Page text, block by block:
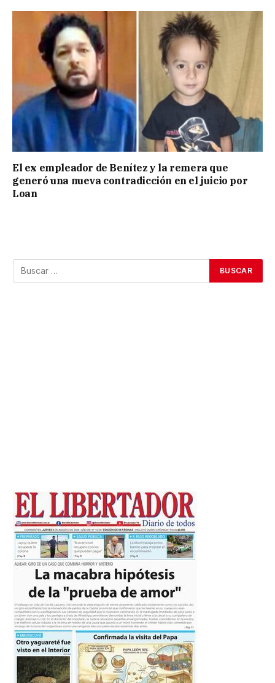
El ex empleador de Benítez y la remera que
generó una nueva contradicción en el juicio por
Loan